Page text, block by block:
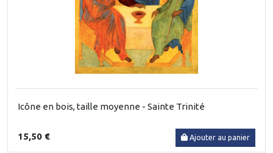
Icône en bois, taille moyenne - Sainte Trinité
15,50 € Ajouter au panier